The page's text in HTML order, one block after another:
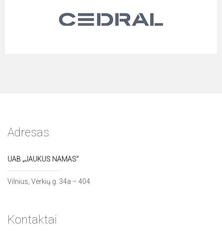
Adresas
UAB „JAUKUS NAMAS”
Vilnius, Verkių g. 34a – 404
Kontaktai